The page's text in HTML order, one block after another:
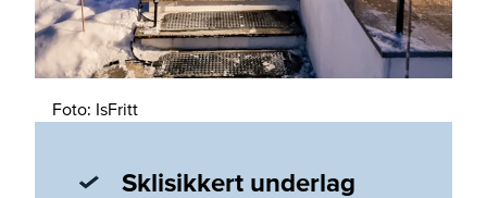
Foto: IsFritt
Sklisikkert underlag